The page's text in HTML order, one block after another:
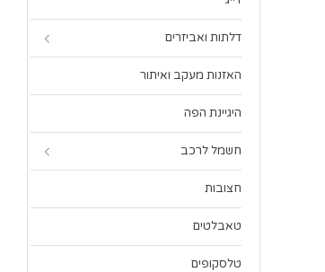
דלתות ואביזרים
האזנות מעקב ואיתור
היגיינת הפה
חשמל לרכב
חצובות
טאבלטים
טלסקופים